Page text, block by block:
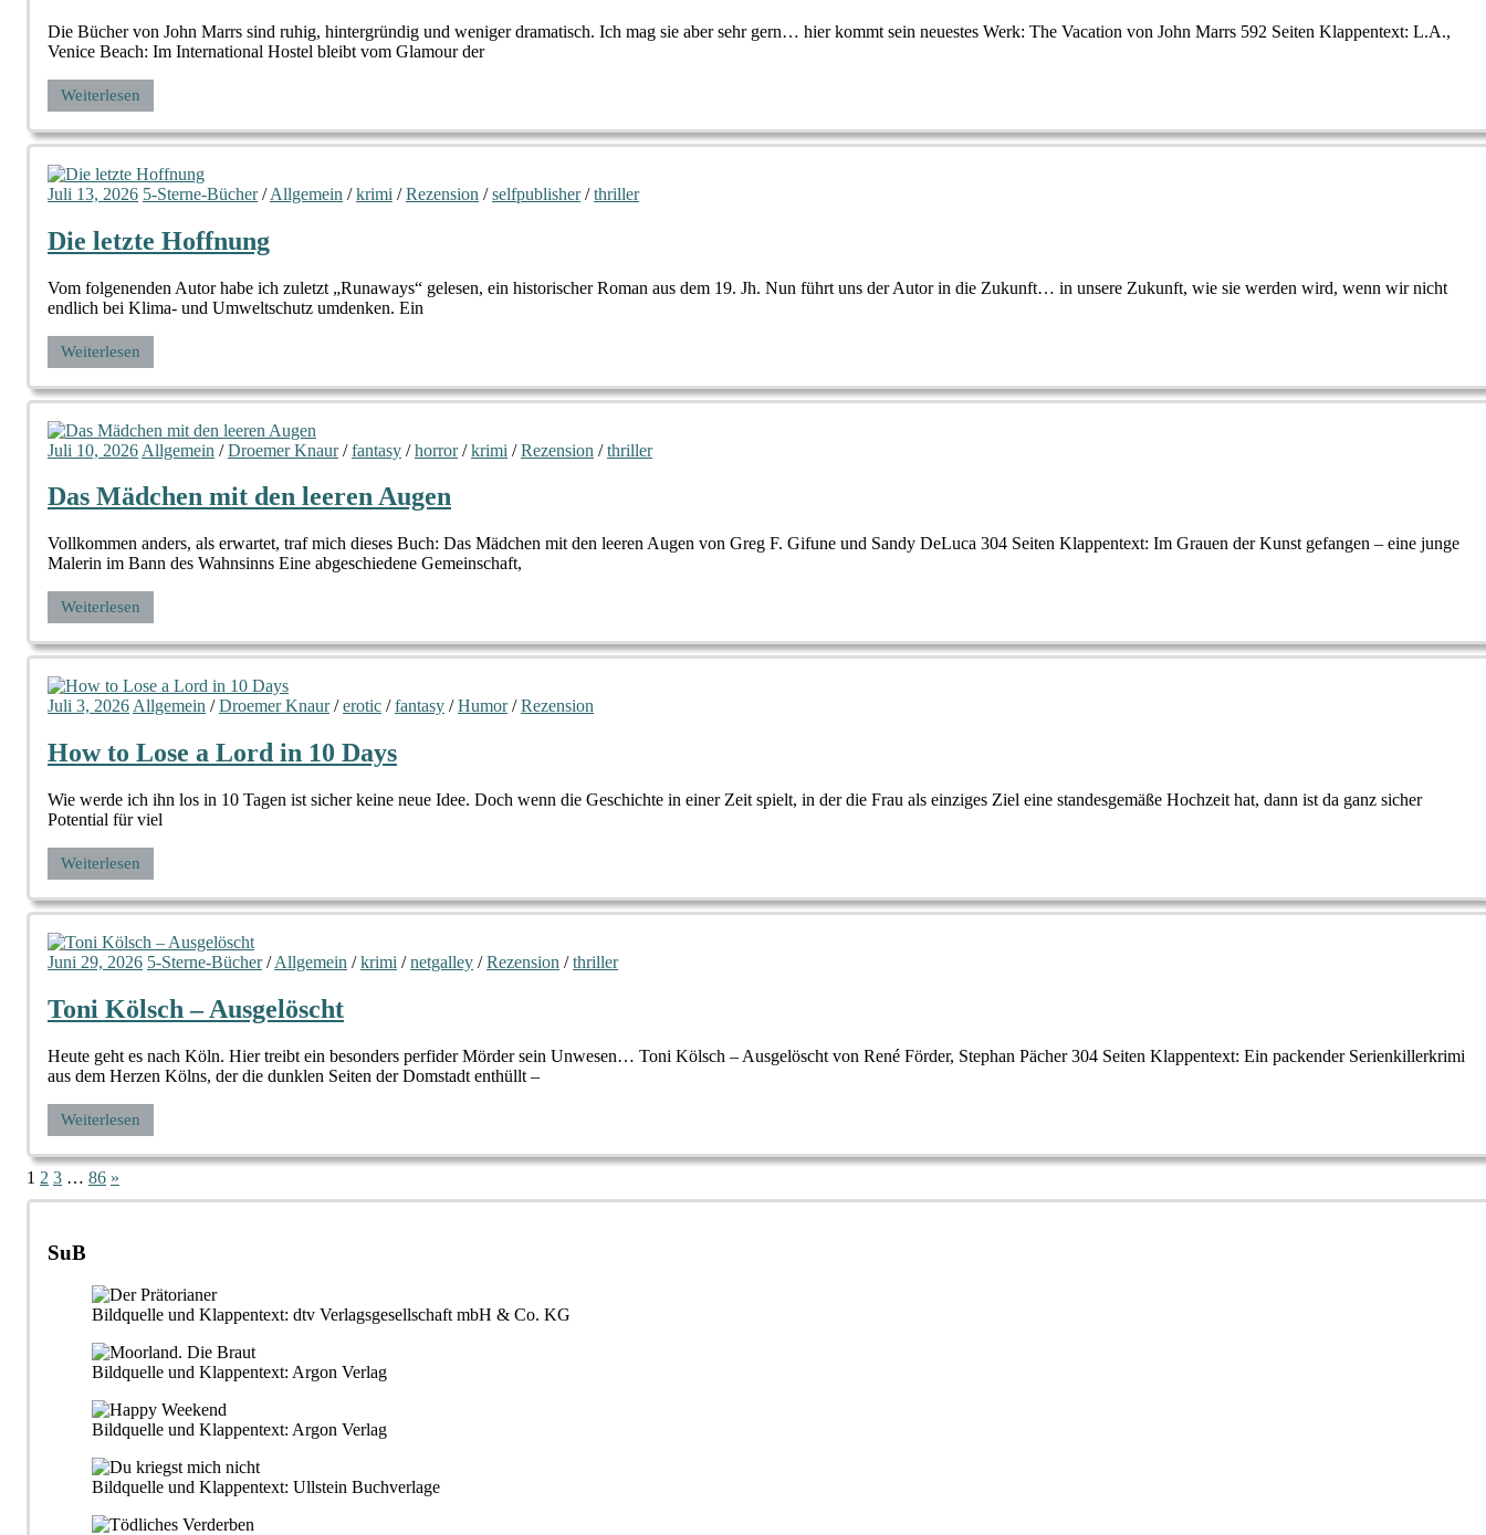
Die Bücher von John Marrs sind ruhig, hintergründig und weniger dramatisch. Ich mag sie aber sehr gern… hier kommt sein neuestes Werk: The Vacation von John Marrs 592 Seiten Klappentext: L.A.,
Venice Beach: Im International Hostel bleibt vom Glamour der
Weiterlesen
Juli 13, 2026 5-Sterne-Bücher/Allgemein /krimi /Rezension /selfpublisher/thriller
Die letzte Hoffnung
Vom folgenenden Autor habe ich zuletzt „Runaways“ gelesen, ein historischer Roman aus dem 19. Jh. Nun führt uns der Autor in die Zukunft… in unsere Zukunft, wie sie werden wird, wenn wir nicht
endlich bei Klima- und Umweltschutz umdenken. Ein
Weiterlesen
Juli 10, 2026 Allgemein /Droemer Knaur/fantasy /horror/krimi /Rezension /thriller
Das Mädchen mit den leeren Augen
Vollkommen anders, als erwartet, traf mich dieses Buch: Das Mädchen mit den leeren Augen von Greg F. Gifune und Sandy DeLuca 304 Seiten Klappentext: Im Grauen der Kunst gefangen – eine junge
Malerin im Bann des Wahnsinns Eine abgeschiedene Gemeinschaft,
Weiterlesen
Juli 3, 2026 Allgemein /Droemer Knaur/erotic /fantasy /Humor/Rezension
How to Lose a Lord in 10 Days
Wie werde ich ihn los in 10 Tagen ist sicher keine neue Idee. Doch wenn die Geschichte in einer Zeit spielt, in der die Frau als einziges Ziel eine standesgemäße Hochzeit hat, dann ist da ganz sicher
Potential für viel
Weiterlesen
Juni 29, 2026 5-Sterne-Bücher/Allgemein /krimi /netgalley /Rezension /thriller
Toni Kölsch – Ausgelöscht
Heute geht es nach Köln. Hier treibt ein besonders perfider Mörder sein Unwesen… Toni Kölsch – Ausgelöscht von René Förder, Stephan Pächer 304 Seiten Klappentext: Ein packender Serienkillerkrimi
aus dem Herzen Kölns, der die dunklen Seiten der Domstadt enthüllt –
Weiterlesen
Seitennummerierung
der
Beiträge
1 2 3 … 86 Nächste
Beiträge
»
SuB
Bildquelle und Klappentext: dtv Verlagsgesellschaft mbH & Co. KG
Bildquelle und Klappentext: Argon Verlag
Bildquelle und Klappentext: Argon Verlag
Bildquelle und Klappentext: Ullstein Buchverlage